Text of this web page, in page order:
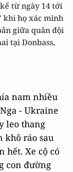
từ ngày 14 tới
khi họ xác minh
giữa quân đội
tại Donbass,
nam nhiều
- Ukraine
leo thang
khô ráo sau
hết. Xe cộ có
con đường